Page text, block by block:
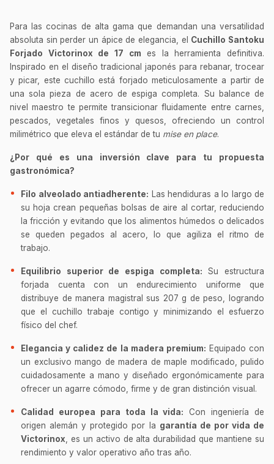
Para las cocinas de alta gama que demandan una versatilidad
absoluta sin perder un ápice de elegancia, el Cuchillo Santoku
Forjado Victorinox de 17 cm es la herramienta definitiva.
Inspirado en el diseño tradicional japonés para rebanar, trocear
y picar, este cuchillo está forjado meticulosamente a partir de
una sola pieza de acero de espiga completa. Su balance de
nivel maestro te permite transicionar fluidamente entre carnes,
pescados, vegetales finos y quesos, ofreciendo un control
milimétrico que eleva el estándar de tu mise en place.
¿Por qué es una inversión clave para tu propuesta
gastronómica?
Filo alveolado antiadherente: Las hendiduras a lo largo de
su hoja crean pequeñas bolsas de aire al cortar, reduciendo
la fricción y evitando que los alimentos húmedos o delicados
se queden pegados al acero, lo que agiliza el ritmo de
trabajo.
Equilibrio superior de espiga completa: Su estructura
forjada cuenta con un endurecimiento uniforme que
distribuye de manera magistral sus 207 g de peso, logrando
que el cuchillo trabaje contigo y minimizando el esfuerzo
físico del chef.
Elegancia y calidez de la madera premium: Equipado con
un exclusivo mango de madera de maple modificado, pulido
cuidadosamente a mano y diseñado ergonómicamente para
ofrecer un agarre cómodo, firme y de gran distinción visual.
Calidad europea para toda la vida: Con ingeniería de
origen alemán y protegido por la garantía de por vida de
Victorinox , es un activo de alta durabilidad que mantiene su
rendimiento y valor operativo año tras año.